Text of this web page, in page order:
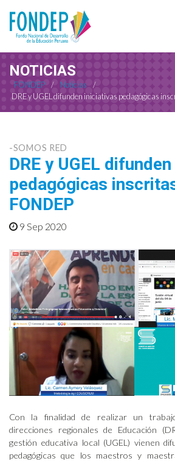
NOTICIAS
FONDEP / Noticias
/
DRE y UGEL difunden iniciativas pedagógicas
-SOMOS RED
DRE y UGEL
pedagógicas
FONDEP
9 Sep 2020
Con la finalidad de realizar un
direcciones regionales de Educación
gestión educativa local (UGEL) vienen
pedagógicas que los maestros y